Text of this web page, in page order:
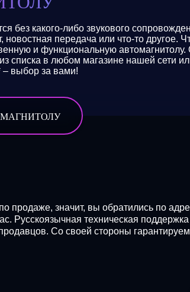
без какого-либо звукового
новостная передача или что-то другое.
и функциональную
списка в любом магазине нашей сети
– выбор за вами!
МАГНИТОЛУ
значит, вы обратились по
Русскоязычная техническая
Со своей стороны